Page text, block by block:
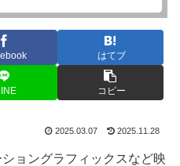
はてブ
コピー
2025.03.07 2025.11.28
ョングラフィックスなど映